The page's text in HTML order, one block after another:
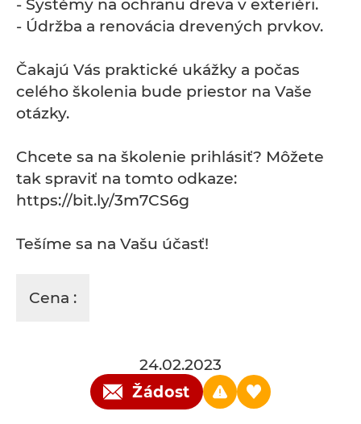
- Systémy na ochranu dreva v exteriéri.
- Údržba a renovácia drevených prvkov.
Čakajú Vás praktické ukážky a počas
celého školenia bude priestor na Vaše
otázky.
Chcete sa na školenie prihlásiť? Môžete
tak spraviť na tomto odkaze:
https://bit.ly/3m7CS6g
Tešíme sa na Vašu účasť!
Cena :
24.02.2023
Žádost